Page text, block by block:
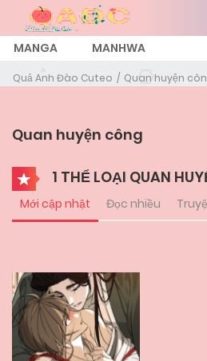
MANGA MANHWA
Quả Anh Đào Cuteo Quan huyện
Quan huyện công
1 THỂ LOẠI QUAN
Mới cập nhật Đọc nhiều